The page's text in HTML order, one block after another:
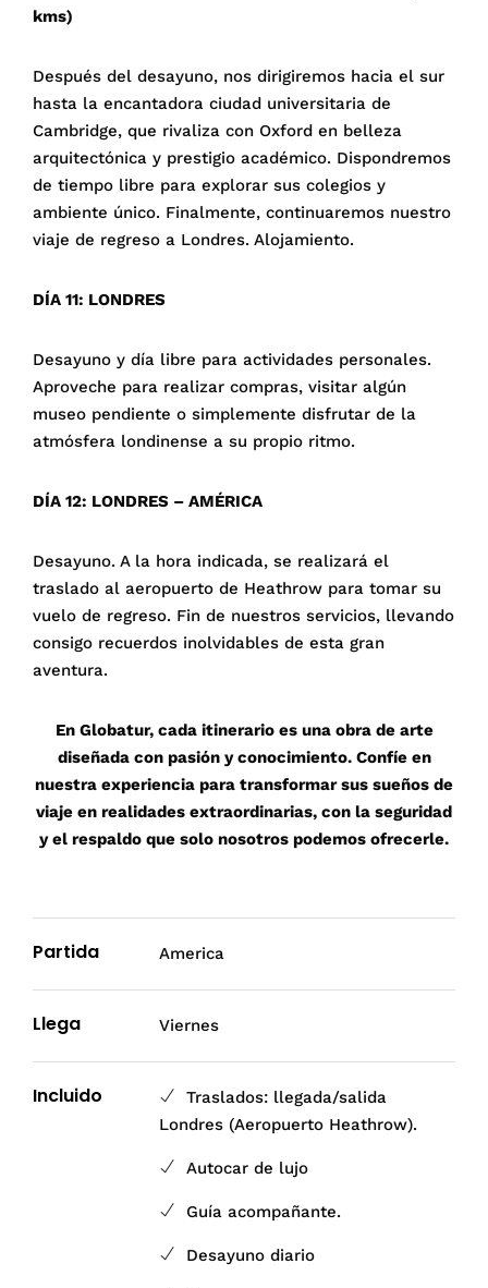
kms)
Después del desayuno, nos dirigiremos hacia el sur
hasta la encantadora ciudad universitaria de
Cambridge, que rivaliza con Oxford en belleza
arquitectónica y prestigio académico. Dispondremos
de tiempo libre para explorar sus colegios y
ambiente único. Finalmente, continuaremos nuestro
viaje de regreso a Londres. Alojamiento.
DÍA 11: LONDRES
Desayuno y día libre para actividades personales.
Aproveche para realizar compras, visitar algún
museo pendiente o simplemente disfrutar de la
atmósfera londinense a su propio ritmo.
DÍA 12: LONDRES – AMÉRICA
Desayuno. A la hora indicada, se realizará el
traslado al aeropuerto de Heathrow para tomar su
vuelo de regreso. Fin de nuestros servicios, llevando
consigo recuerdos inolvidables de esta gran
aventura.
En Globatur, cada itinerario es una obra de arte
diseñada con pasión y conocimiento. Confíe en
nuestra experiencia para transformar sus sueños de
viaje en realidades extraordinarias, con la seguridad
y el respaldo que solo nosotros podemos ofrecerle.
Partida America
Llega Viernes
Incluido
Traslados: llegada/salida
Londres (Aeropuerto Heathrow).
Autocar de lujo
Guía acompañante.
Desayuno diario